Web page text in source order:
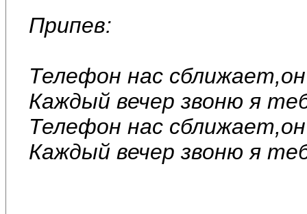
Припев:
Телефон нас
Каждый вечер звоню я
Телефон нас
Каждый вечер звоню я